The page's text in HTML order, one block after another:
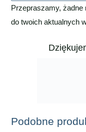
Przepraszamy, żadne
do twoich aktualnych
Podobne